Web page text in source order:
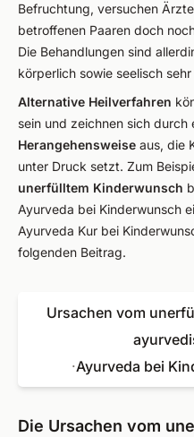
Befruchtung, versuchen
betroffenen Paaren doch
Die Behandlungen sind
körperlich sowie seelisch
Alternative Heilverfahren
sein und zeichnen sich durch
Herangehensweise aus, die
unter Druck setzt. Zum
unerfülltem Kinderwunsch
Ayurveda bei Kinderwunsch
Ayurveda Kur bei
folgenden Beitrag.
Ursachen vom
·Ayurveda bei
Die Ursachen vom